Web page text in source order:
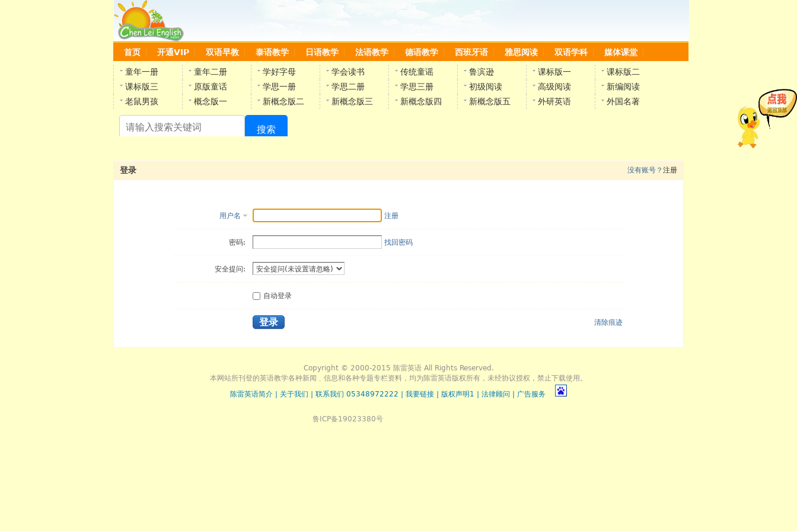
首页 开通VIP 双语早教 泰语教学 日语教学 法语教学 德语教学 西班牙语 雅思阅读 双语学科 媒体课堂
童年一册 童年二册 学好字母 学会读书 传统童谣 鲁滨逊 课标版一
课标版二
课标版三
原版童话 学思一册 学思二册 学思三册 初级阅读 高级阅读
新编阅读
老鼠男孩
概念版一 新概念版二 新概念版三 新概念版四 新概念版五 外研英语 外国名著
搜索
陈雷英语副网站
没有账号？ 注册
登录
用户名 注册
密码: 找回密码
安全提问:
自动登录
登录 清除痕迹
Copyright © 2000-2015 陈雷英语 All Rights Reserved.
本网站所刊登的英语教学各种新闻﹑信息和各种专题专栏资料，均为陈雷英语版权所有，未经协议授权，禁止下载使用。
陈雷英语简介
关于我们 联系我们 05348972222 我要链接 版权声明1 法律顾问 广告服务
鲁ICP备19023380号